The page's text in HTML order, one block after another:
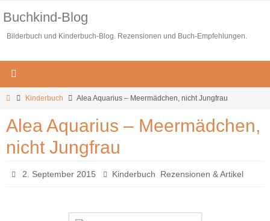
Inhalt
springen
Buchkind-Blog
Bilderbuch und Kinderbuch-Blog. Rezensionen und Buch-Empfehlungen.
StartKinderbuch Alea Aquarius – Meermädchen, nicht Jungfrau
Alea Aquarius – Meermädchen,
nicht Jungfrau
2. September 2015 Kinderbuch Rezensionen & Artikel